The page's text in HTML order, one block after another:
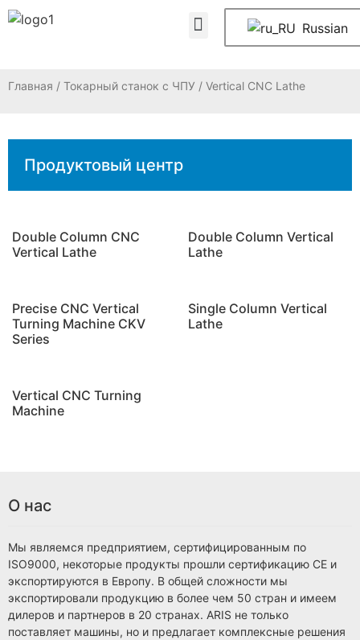
Russian
Главная / Токарный станок с ЧПУ / Vertical CNC Lathe
Продуктовый центр
Double Column CNC
Vertical Lathe
Double Column Vertical
Lathe
Precise CNC Vertical
Turning Machine CKV
Series
Single Column Vertical
Lathe
Vertical CNC Turning
Machine
О нас
Мы являемся предприятием, сертифицированным по
ISO9000, некоторые продукты прошли сертификацию CE и
экспортируются в Европу. В общей сложности мы
экспортировали продукцию в более чем 50 стран и имеем
дилеров и партнеров в 20 странах. ARIS не только
поставляет машины, но и предлагает комплексные решения